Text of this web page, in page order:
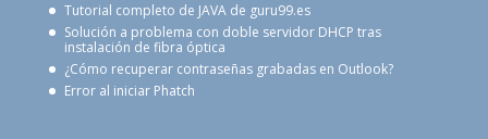
Tutorial completo de JAVA de guru99.es
Solución a problema con doble servidor DHCP tras
instalación de fibra óptica
¿Cómo recuperar contraseñas grabadas en Outlook?
Error al iniciar Phatch